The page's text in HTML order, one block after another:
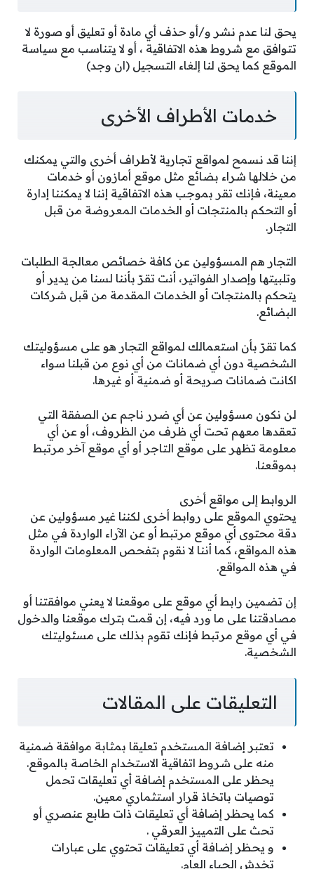
يحق لنا عدم نشر و/أو حذف أي مادة أو تعليق أو صورة لا
تتوافق مع شروط هذه الاتفاقية ، أو لا يتناسب مع سياسة
الموقع كما يحق لنا إلغاء التسجيل (ان وجد)
خدمات الأطراف الأخرى
إننا قد نسمح لمواقع تجارية لأطراف أخرى والتي يمكنك
من خلالها شراء بضائع مثل موقع أمازون أو خدمات
معينة، فإنك تقر بموجب هذه الاتفاقية إننا لا يمكننا إدارة
أو التحكم بالمنتجات أو الخدمات المعروضة من قبل
التجار.
التجار هم المسؤولين عن كافة خصائص معالجة الطلبات
وتلبيتها وإصدار الفواتير، أنت تقرّ بأننا لسنا من يدير أو
يتحكم بالمنتجات أو الخدمات المقدمة من قبل شركات
البضائع.
كما تقرّ بأن استعمالك لمواقع التجار هو على مسؤوليتك
الشخصية دون أي ضمانات من أي نوع من قبلنا سواء
اكانت ضمانات صريحة أو ضمنية أو غيرها.
لن نكون مسؤولين عن أي ضرر ناجم عن الصفقة التي
تعقدها معهم تحت أي ظرف من الظروف، أو عن أي
معلومة تظهر على موقع التاجر أو أي موقع آخر مرتبط
بموقعنا.
الروابط إلى مواقع أخرى
يحتوي الموقع على روابط أخرى لكننا غير مسؤولين عن
دقة محتوى أي موقع مرتبط أو عن الآراء الواردة في مثل
هذه المواقع، كما أننا لا نقوم بتفحص المعلومات الواردة
في هذه المواقع.
إن تضمين رابط أي موقع على موقعنا لا يعني موافقتنا أو
مصادقتنا على ما ورد فيه، إن قمت بترك موقعنا والدخول
في أي موقع مرتبط فإنك تقوم بذلك على مسئوليتك
الشخصية.
التعليقات على المقالات
تعتبر إضافة المستخدم تعليقا بمثابة موافقة ضمنية
منه على شروط اتفاقية الاستخدام الخاصة بالموقع.
يحظر على المستخدم إضافة أي تعليقات تحمل
توصيات باتخاذ قرار استثماري معين.
كما يحظر إضافة أي تعليقات ذات طابع عنصري أو
تحث على التمييز العرقي .
و يحظر إضافة أي تعليقات تحتوي على عبارات
تخدش الحياء العام.